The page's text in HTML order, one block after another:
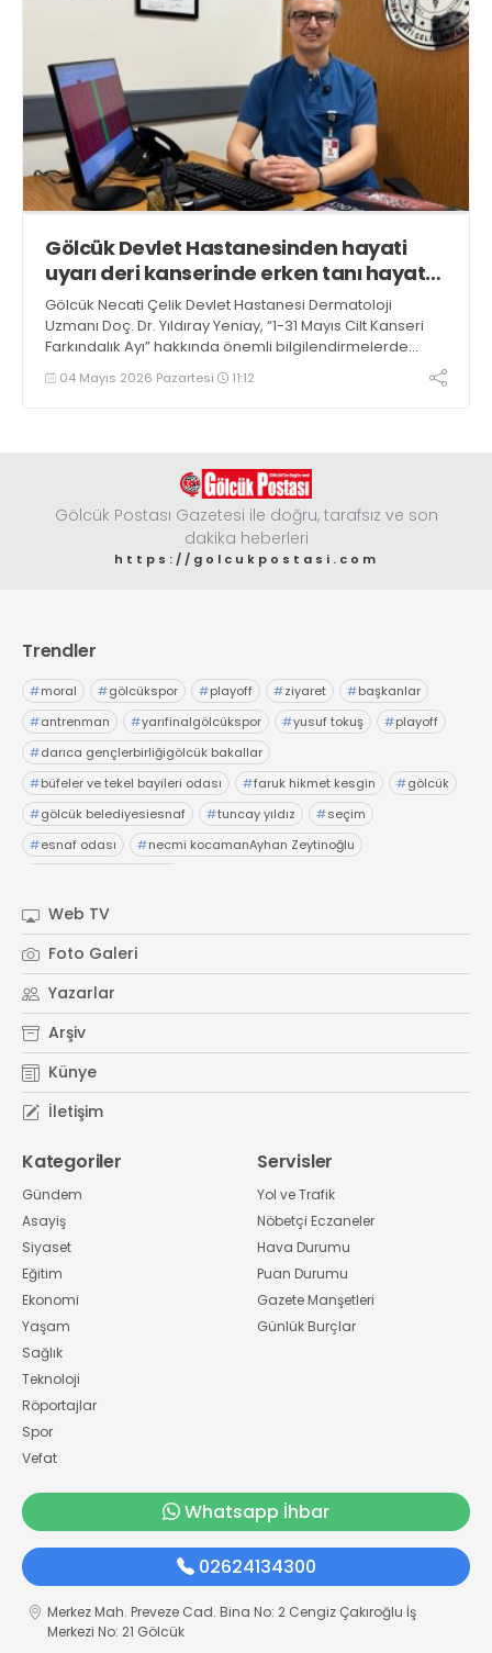
Gölcük Devlet Hastanesinden hayati
uyarı deri kanserinde erken tanı hayat
kurtarır
Gölcük Necati Çelik Devlet Hastanesi Dermatoloji
Uzmanı Doç. Dr. Yıldıray Yeniay, “1-31 Mayıs Cilt Kanseri
Farkındalık Ayı” hakkında önemli bilgilendirmelerde
bulunarak vatandaşları erken tanı ve korunma
konusunda uyardı
04 Mayıs 2026 Pazartesi 11:12
Gölcük Postası Gazetesi ile doğru, tarafsız ve son
dakika heberleri
https://golcukpostasi.com
Trendler
#moral #gölcükspor #playoff #ziyaret #başkanlar
#antrenman #yarıfinalgölcükspor #yusuf tokuş #playoff
#darıca gençlerbirliğigölcük bakallar
#büfeler ve tekel bayileri odası #faruk hikmet kesgin #gölcük
#gölcük belediyesiesnaf #tuncay yıldız #seçim
#esnaf odası #necmi kocamanAyhan Zeytinoğlu
Web TV
Foto Galeri
Yazarlar
Arşiv
Künye
İletişim
Kategoriler
Gündem
Asayiş
Siyaset
Eğitim
Ekonomi
Yaşam
Sağlık
Teknoloji
Röportajlar
Spor
Vefat
Servisler
Yol ve Trafik
Nöbetçi Eczaneler
Hava Durumu
Puan Durumu
Gazete Manşetleri
Günlük Burçlar
Whatsapp İhbar
02624134300
Merkez Mah. Preveze Cad. Bina No: 2 Cengiz Çakıroğlu İş
Merkezi No: 21 Gölcük